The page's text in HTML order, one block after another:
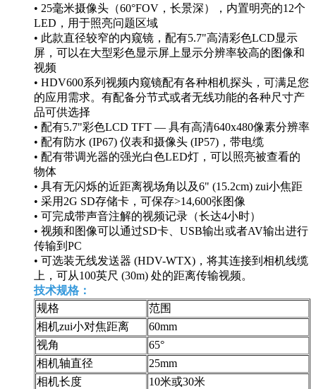
• 25毫米摄像头（60°FOV，长景深），内置明亮的12个
LED，用于照亮问题区域
• 此款直径较窄的内窥镜，配有5.7"高清彩色LCD显示
屏，可以在大型彩色显示屏上显示分辨率较高的图像和
视频
• HDV600系列视频内窥镜配有各种相机探头，可满足您
的应用需求。有配备分节式或者无线功能的各种尺寸产
品可供选择
• 配有5.7"彩色LCD TFT — 具有高清640x480像素分辨率
• 配有防水 (IP67) 仪表和摄像头 (IP57)，带电缆
• 配有带调光器的强光白色LED灯，可以照亮被查看的
物体
• 具有无闪烁的近距离视场角以及6" (15.2cm) zui小焦距
• 采用2G SD存储卡，可保存>14,600张图像
• 可完成带声音注解的视频记录（长达4小时）
• 视频和图像可以通过SD卡、USB输出或者AV输出进行
传输到PC
• 可选装无线发送器 (HDV-WTX)，将其连接到相机线缆
上，可从100英尺 (30m) 处的距离传输视频。
技术规格：
规格
范围
相机zui小对焦距离
60mm
视角
65°
相机轴直径
25mm
相机长度
10米或30米